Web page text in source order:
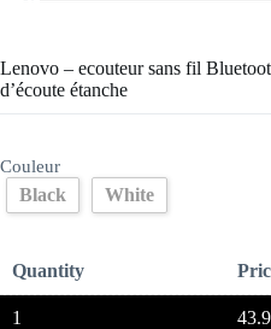
Lenovo – ecouteur sans fil
d’écoute étanche
Couleur
Black White
Quantity
1